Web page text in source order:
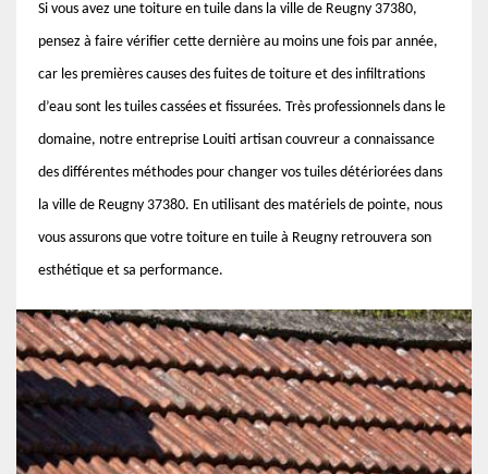
Si vous avez une toiture en tuile dans la ville de Reugny 37380,
pensez à faire vérifier cette dernière au moins une fois par année,
car les premières causes des fuites de toiture et des infiltrations
d’eau sont les tuiles cassées et fissurées. Très professionnels dans le
domaine, notre entreprise Louiti artisan couvreur a connaissance
des différentes méthodes pour changer vos tuiles détériorées dans
la ville de Reugny 37380. En utilisant des matériels de pointe, nous
vous assurons que votre toiture en tuile à Reugny retrouvera son
esthétique et sa performance.